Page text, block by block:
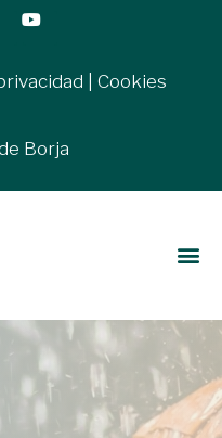
Cookies
Borja